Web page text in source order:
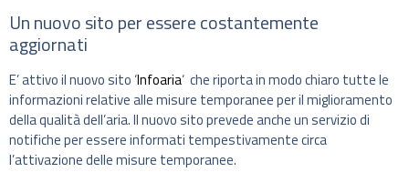
Un nuovo sito per essere costantemente
aggiornati
E’ attivo il nuovo sito ‘Infoaria‘ che riporta in modo chiaro tutte le
informazioni relative alle misure temporanee per il miglioramento
della qualità dell’aria. Il nuovo sito prevede anche un servizio di
notifiche per essere informati tempestivamente circa
l’attivazione delle misure temporanee.